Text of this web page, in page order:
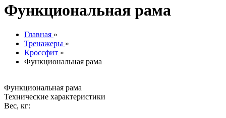
Функциональная рама
Главная »
Тренажеры »
Кроссфит »
Функциональная рама
Функциональная рама
Технические характеристики
Вес, кг: